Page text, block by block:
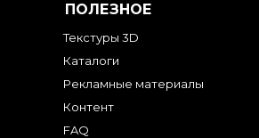
ПОЛЕЗНОЕ
Текстуры 3D
Каталоги
Рекламные материалы
Контент
FAQ